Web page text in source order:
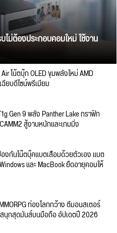
ม่ต้องประกอบคอมใหม่ ใช้งาน
โน้ตบุ๊ก OLED ขุมพลังใหม่ AMD
ยบดีไซน์พรีเมียม
Gen 9 พลัง Panther Lake กราฟิก
สู้งานหนักและเกมมิ่ง
งกันโน๊ตบุ๊คแบตเสื่อมด้วยตัวเอง แบต
และ MacBook ยืดอายุคอมให้
ท่องโลกกว้าง ตีมอนสเตอร์
นุกสุดมันส์บนมือถือ อัปเดตปี 2026